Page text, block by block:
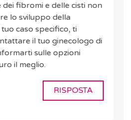
fibromi e delle cisti non
lo sviluppo della
caso specifico, ti
il tuo ginecologo di
sulle opzioni
il meglio.
RISPOSTA